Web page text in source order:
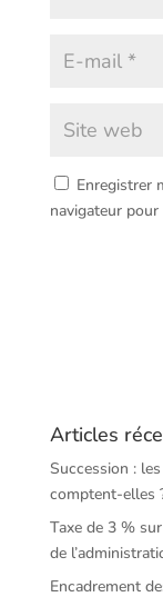
Enregistrer
navigateur
Articles
Succession :
comptent-elles
Taxe de 3 %
de
Encadrement